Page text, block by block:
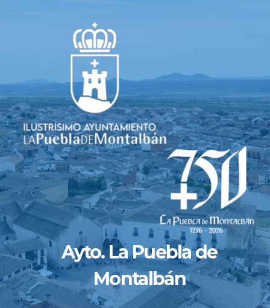
Ayto. La Puebla de
Montalbán